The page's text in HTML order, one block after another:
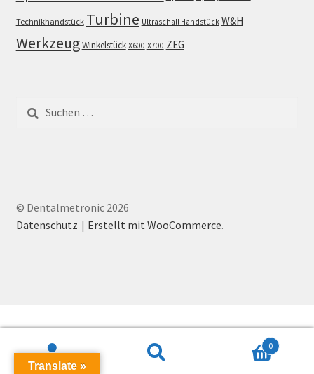
Technikhandstück Turbine Ultraschall Handstück W&H
WerkzeugWinkelstück X600 X700 ZEG
Suchen
nach:
© Dentalmetronic 2026
Datenschutz
Erstellt mit WooCommerce.
Suchen
Suchen
0
Translate »